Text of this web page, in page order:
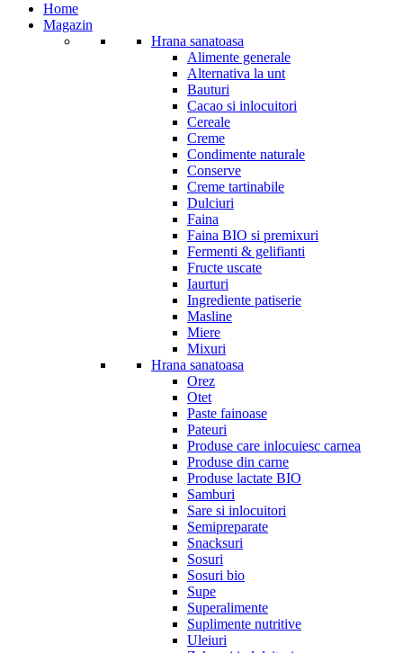
Home
Magazin
Hrana sanatoasa
Alimente generale
Alternativa la unt
Bauturi
Cacao si inlocuitori
Cereale
Creme
Condimente naturale
Conserve
Creme tartinabile
Dulciuri
Faina
Faina BIO si premixuri
Fermenti & gelifianti
Fructe uscate
Iaurturi
Ingrediente patiserie
Masline
Miere
Mixuri
Hrana sanatoasa
Orez
Otet
Paste fainoase
Pateuri
Produse care inlocuiesc carnea
Produse din carne
Produse lactate BIO
Samburi
Sare si inlocuitori
Semipreparate
Snacksuri
Sosuri
Sosuri bio
Supe
Superalimente
Suplimente nutritive
Uleiuri